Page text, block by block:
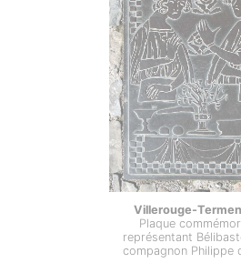
Villerouge-
Plaque
représentant
compagnon Philippe